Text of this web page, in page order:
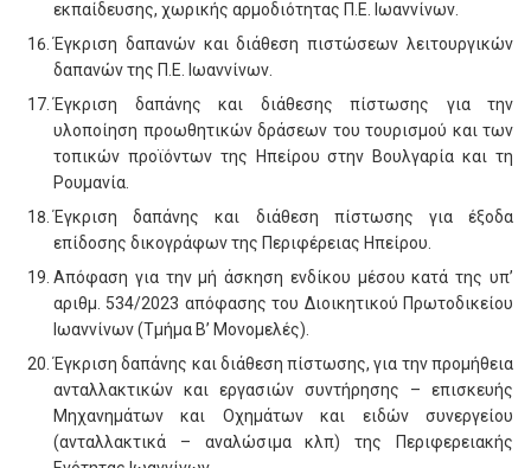
εκπαίδευσης, χωρικής αρμοδιότητας Π.Ε. Ιωαννίνων.
Έγκριση δαπανών και διάθεση πιστώσεων λειτουργικών
δαπανών της Π.Ε. Ιωαννίνων.
Έγκριση δαπάνης και διάθεσης πίστωσης για την
υλοποίηση προωθητικών δράσεων του τουρισμού και των
τοπικών προϊόντων της Ηπείρου στην Βουλγαρία και τη
Ρουμανία.
Έγκριση δαπάνης και διάθεση πίστωσης για έξοδα
επίδοσης δικογράφων της Περιφέρειας Ηπείρου.
Απόφαση για την μή άσκηση ενδίκου μέσου κατά της υπ’
αριθμ. 534/2023 απόφασης του Διοικητικού Πρωτοδικείου
Ιωαννίνων (Τμήμα Β’ Μονομελές).
Έγκριση δαπάνης και διάθεση πίστωσης, για την προμήθεια
ανταλλακτικών και εργασιών συντήρησης – επισκευής
Μηχανημάτων και Οχημάτων και ειδών συνεργείου
(ανταλλακτικά – αναλώσιμα κλπ) της Περιφερειακής